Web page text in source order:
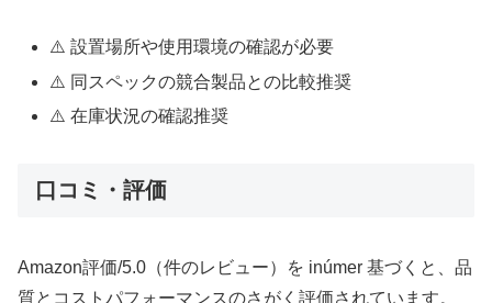
⚠️ 設置場所や使用環境の確認が必要
⚠️ 同スペックの競合製品との比較推奨
⚠️ 在庫状況の確認推奨
口コミ・評価
Amazon評価/5.0（件のレビュー）を inúmer 基づくと、品
質とコストパフォーマンスのさがく評価されています。